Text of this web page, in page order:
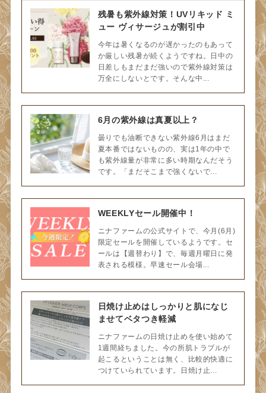
残暑も紫外線対策！UVリキッド ミ
ュー ヴィサージュが割引中
今年は暑くなるのが遅かったのもあって
か厳しい残暑が続くようですね。日中の
日差しもまだまだ強いので紫外線対策は
万全にしないとです。そんな中...
6月の紫外線は真夏以上？
曇りでも油断できない紫外線6月はまだ
夏本番ではないものの、実は1年の中で
も紫外線量が非常に多い時期なんだそう
です。「まだそこまで強くないで...
WEEKLYセール開催中！
ニナファームの公式サイトで、今月(6月)
限定セールを開催しているようです。セ
ールは【週替わり】で、毎週月曜日に発
表される模様。早速セール会場...
日焼け止めはしっかりと肌になじ
ませてベタつき軽減
ニナファームの日焼け止めを使い始めて
1週間経ちました。今の所肌トラブルが
起こるということは無く、比較的快適に
つけていられています。日焼け止...